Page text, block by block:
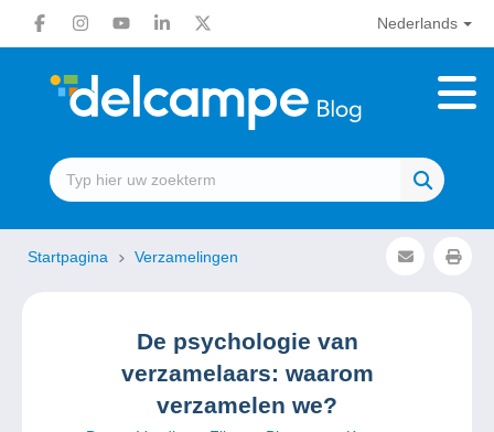
Nederlands
Startpagina Verzamelingen
De psychologie van
verzamelaars: waarom
verzamelen we?